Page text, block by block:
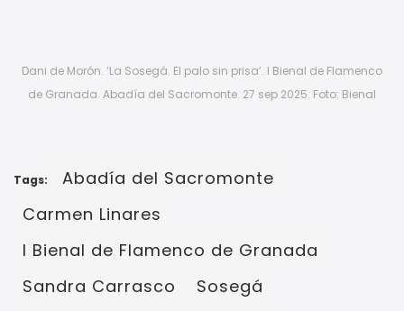
Dani de Morón. ‘La Sosegá. El palo sin prisa’. I Bienal de Flamenco
de Granada. Abadía del Sacromonte. 27 sep 2025. Foto: Bienal
Tags:
Abadía del Sacromonte
Carmen Linares
I Bienal de Flamenco de Granada
Sandra Carrasco
Sosegá